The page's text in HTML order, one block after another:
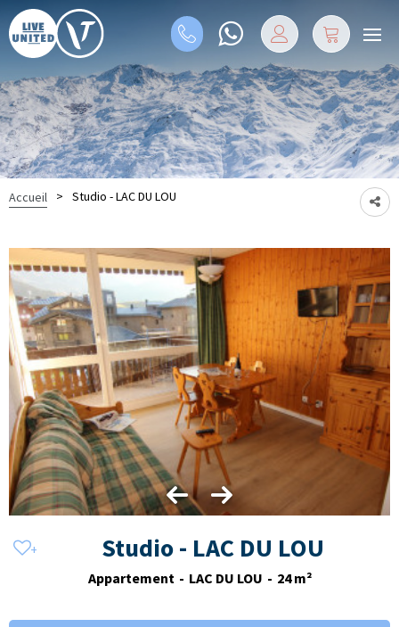
Accueil > Studio - LAC DU LOU
Studio - LAC DU LOU
Appartement LAC DU LOU 24 m²